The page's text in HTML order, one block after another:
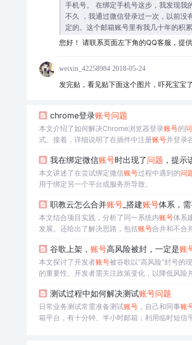
手机号。 在绑定手机号这步，我发现我的两
不久 ，我通过微信登录过一次，以前没
定的。这个邮箱账号里有我几十年的积
您好！ 请联系页面左下角的QQ客服，提
weixin_42258984 2018-05-24
发完贴，看见贴下面这个图片，吓死宝宝
chrome登录账号问题
本文介绍了如何解决Chrome浏览器登录账号的
式。接着，详细说明了在插件中注册账号并登录
我在绑定微信账号时出现了问题 ，提
本文讲述了在尝试绑定微信账号过程中遇到的问
用于绑定另一个平台或服务所导致。
职教云怎么合并账号_搭建账号体系，
本文结合项目实践，分析了同一系统内账号体系
发展。还给出了解决思路，包括账号合并和不合
谷歌上架， 账号高风险被封，一定是账
本文探讨了开发者账号被谷歌以“高风险”封号的
的重要性。开发者需关注政策变化，以降低风险
测试过程中如何解决测试账号问题
日常业务测试常需准备测试账号，自己和同事账
箱平台，有十分钟、半小时邮箱；利用临时短信